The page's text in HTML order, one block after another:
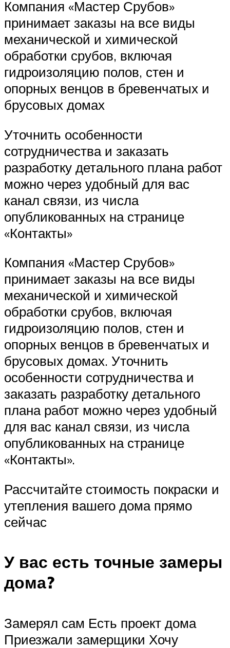
Компания «Мастер Срубов»
принимает заказы на все виды
механической и химической
обработки срубов, включая
гидроизоляцию полов, стен и
опорных венцов в бревенчатых и
брусовых домах
Уточнить особенности
сотрудничества и заказать
разработку детального плана работ
можно через удобный для вас
канал связи, из числа
опубликованных на странице
«Контакты»
Компания «Мастер Срубов»
принимает заказы на все виды
механической и химической
обработки срубов, включая
гидроизоляцию полов, стен и
опорных венцов в бревенчатых и
брусовых домах. Уточнить
особенности сотрудничества и
заказать разработку детального
плана работ можно через удобный
для вас канал связи, из числа
опубликованных на странице
«Контакты».
Рассчитайте стоимость покраски и
утепления вашего дома прямо
сейчас
У вас есть точные замеры
дома?
Замерял сам Есть проект дома
Приезжали замерщики Хочу